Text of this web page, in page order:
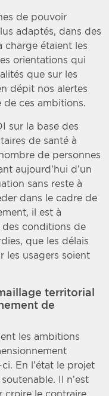
de pouvoir
adaptés, dans des
charge étaient les
orientations qui
que sur les
dépit nos alertes
de ces ambitions.
sur la base des
de santé à
de personnes
aujourd’hui d’un
sans reste à
dans le cadre de
il est à
des conditions de
que les délais
les usagers soient
territorial
de
les ambitions
En l’état le projet
Il n’est
croire le contraire.